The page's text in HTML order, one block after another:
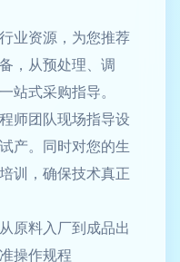
业资源，为您推荐
，从预处理、调
站式采购指导。
师团队现场指导设
产。同时对您的生
训，确保技术真正
原料入厂到成品出
操作规程